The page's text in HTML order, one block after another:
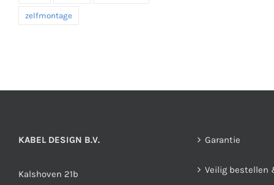
zelfmontage
KABEL DESIGN B.V.
Kalshoven 21b
Garantie
Veilig bestellen